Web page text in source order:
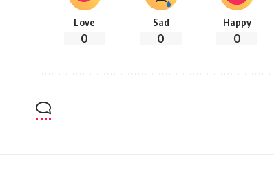
Love
0
Sad
0
Happy
0